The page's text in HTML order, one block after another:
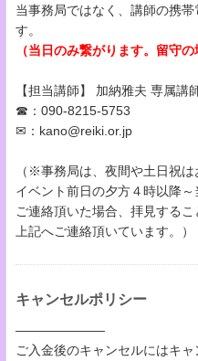
当事務局ではなく、講師の携
す。
（当日のみ繋がります。留守
【担当講師】 加納雅夫 専属講
☎：090-8215-5753
✉：kano@reiki.or.jp
（※事務局は、夜間や土日祝は
イベント前日の夕方４時以降
ご連絡頂いた場合、拝見するこ
上記へご連絡頂いています。）
キャンセルポリシー
―――――――
ご入金後のキャンセルにはキ